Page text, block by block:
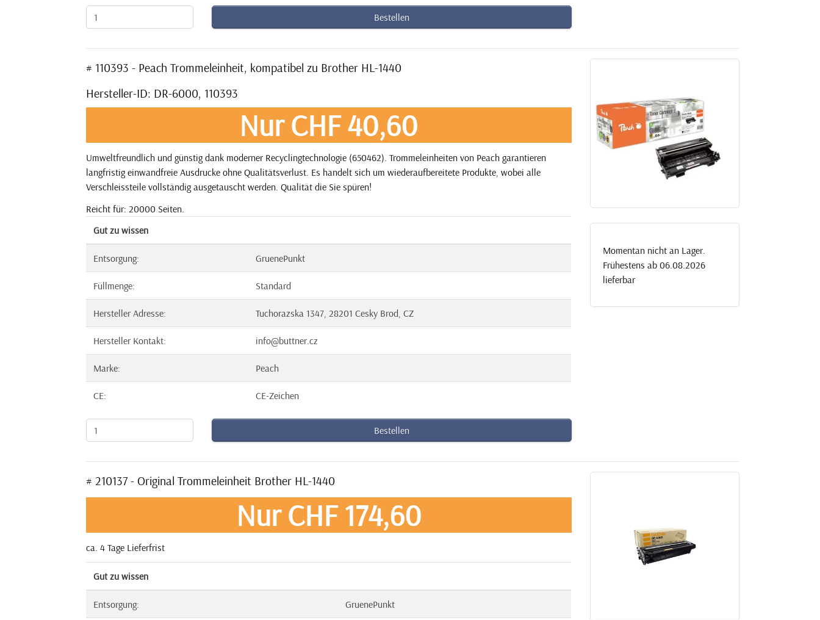
Bestellen
# 110393 - Peach Trommeleinheit, kompatibel zu Brother HL-1440
Hersteller-ID: DR-6000, 110393
Nur CHF 40,60
Umweltfreundlich und günstig dank moderner Recyclingtechnologie (650462). Trommeleinheiten von Peach garantieren
langfristig einwandfreie Ausdrucke ohne Qualitätsverlust. Es handelt sich um wiederaufbereitete Produkte, wobei alle
Verschleissteile vollständig ausgetauscht werden. Qualität die Sie spüren!
Reicht für: 20000 Seiten.
Gut zu wissen
Entsorgung: GruenePunkt
Füllmenge: Standard
Hersteller Adresse: Tuchorazska 1347, 28201 Cesky Brod, CZ
Hersteller Kontakt: info@buttner.cz
Marke: Peach
CE: CE-Zeichen
Bestellen
Momentan nicht an Lager.
Frühestens ab 06.08.2026
lieferbar
# 210137 - Original Trommeleinheit Brother HL-1440
Nur CHF 174,60
ca. 4 Tage Lieferfrist
Gut zu wissen
Entsorgung: GruenePunkt